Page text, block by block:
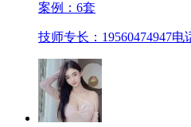
案例： 6套
技师专长：19560474947电